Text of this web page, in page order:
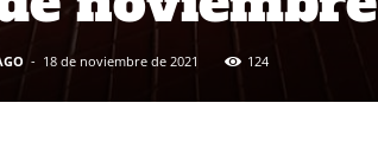
- 18 de noviembre de 2021 124